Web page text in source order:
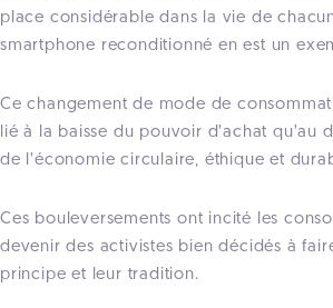
place considérable dans la vie de
smartphone reconditionné en est un
Ce changement de mode de
lié à la baisse du pouvoir d’achat qu’au
de l’économie circulaire, éthique et
Ces bouleversements ont incité les
devenir des activistes bien décidés à
principe et leur tradition.